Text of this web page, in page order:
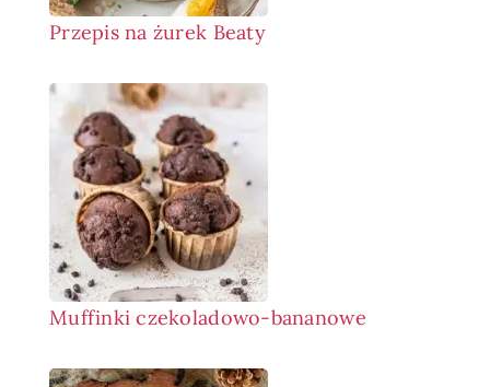
Przepis na żurek Beaty
Muffinki czekoladowo-bananowe